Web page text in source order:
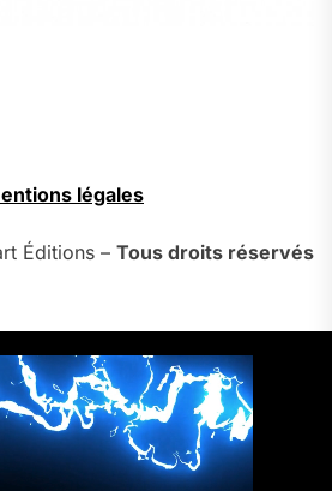
légales
Éditions – Tous droits réservés